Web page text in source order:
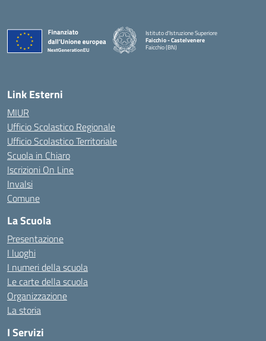
Istituto d'Istruzione Superiore
Faicchio - Castelvenere
Faicchio (BN)
Link Esterni
MIUR
Ufficio Scolastico Regionale
Ufficio Scolastico Territoriale
Scuola in Chiaro
Iscrizioni On Line
Invalsi
Comune
La Scuola
Presentazione
I luoghi
I numeri della scuola
Le carte della scuola
Organizzazione
La storia
I Servizi